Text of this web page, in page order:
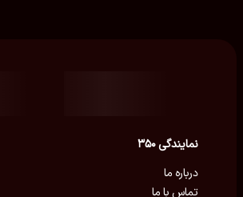
نمایندگی ۳۵۰
درباره ما
تماس با ما